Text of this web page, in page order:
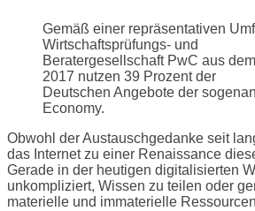
Gemäß einer repräsentativen
Wirtschaftsprüfungs- und
Beratergesellschaft PwC aus
2017 nutzen 39 Prozent der
Deutschen Angebote der
Economy.
Obwohl der Austauschgedanke seit
das Internet zu einer Renaissance
Gerade in der heutigen digitalisierten
unkompliziert, Wissen zu teilen oder
materielle und immaterielle